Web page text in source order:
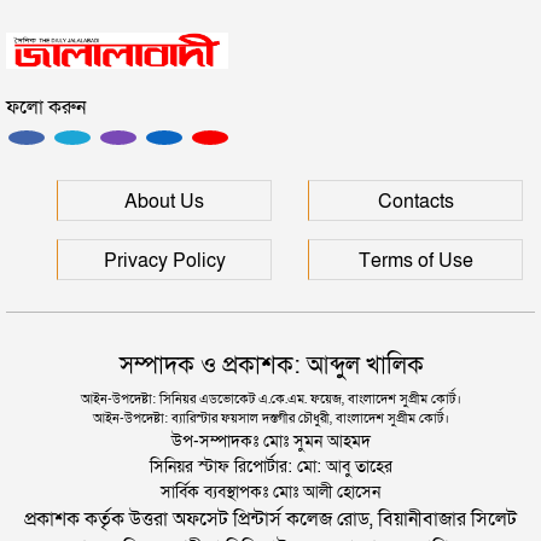
প্রধানমন্ত্রী
সিলেটে আরও দুইজনের মৃত্যু, হাসপাতালে ৩ শতাধিক
ফলো করুন
About Us Contacts
Privacy Policy Terms of Use
সম্পাদক ও প্রকাশক: আব্দুল খালিক
আইন-উপদেষ্টা: সিনিয়র এডভোকেট এ.কে.এম. ফয়েজ, বাংলাদেশ সুপ্রীম কোর্ট।
আইন-উপদেষ্টা: ব্যারিস্টার ফয়সাল দস্তগীর চৌধুরী, বাংলাদেশ সুপ্রীম কোর্ট।
উপ-সম্পাদকঃ মোঃ সুমন আহমদ
সিনিয়র স্টাফ রিপোর্টার: মো: আবু তাহের
সার্বিক ব্যবস্থাপকঃ মোঃ আলী হোসেন
প্রকাশক কর্তৃক উত্তরা অফসেট প্রিন্টার্স কলেজ রোড, বিয়ানীবাজার সিলেট